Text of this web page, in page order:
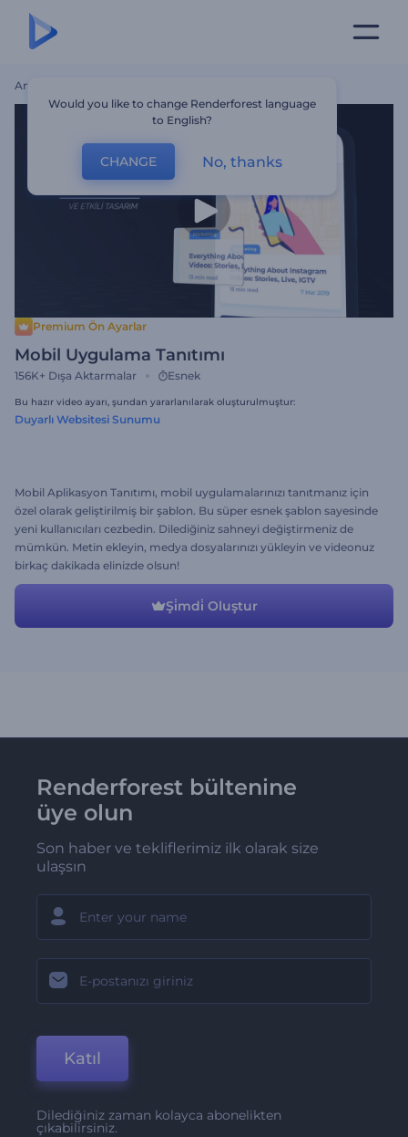
Ana Sayfa
Premium Ön Ayarlar
Mobil Uygulama Tanıtımı
156K+ Dışa Aktarmalar Esnek
Bu hazır video ayarı, şundan yararlanılarak oluşturulmuştur:
Duyarlı Websitesi Sunumu
Mobil Aplikasyon Tanıtımı, mobil uygulamalarınızı tanıtmanız için
özel olarak geliştirilmiş bir şablon. Bu süper esnek şablon sayesinde
yeni kullanıcıları cezbedin. Dilediğiniz sahneyi değiştirmeniz de
mümkün. Metin ekleyin, medya dosyalarınızı yükleyin ve videonuz
birkaç dakikada elinizde olsun!
Şi̇mdi̇ Oluştur
Renderforest bültenine
üye olun
Son haber ve tekliflerimiz ilk olarak size
ulaşsın
Katıl
Dilediğiniz zaman kolayca abonelikten
çıkabilirsiniz.
Would you like to change Renderforest language
to English?
CHANGE No, thanks